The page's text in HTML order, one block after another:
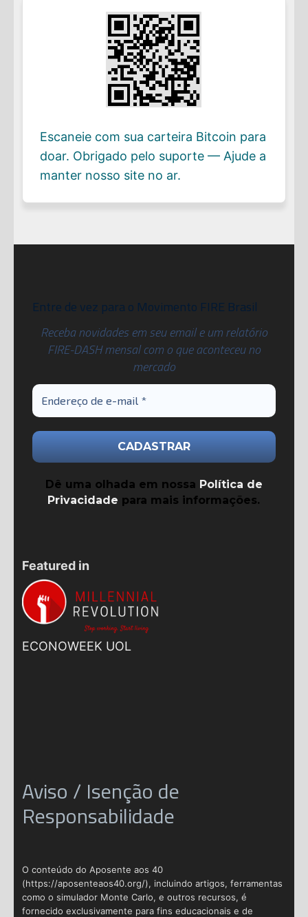
Escaneie com sua carteira Bitcoin para
doar. Obrigado pelo suporte — Ajude a
manter nosso site no ar.
Entre de vez para o Movimento FIRE Brasil
Receba novidades em seu email e um relatório
FIRE-DASH mensal com o que aconteceu no
mercado
Dê uma olhada em nossa Política de
Privacidade para mais informações.
Featured in
ECONOWEEK UOL
Aviso / Isenção de
Responsabilidade
O conteúdo do Aposente aos 40
(https://aposenteaos40.org/), incluindo artigos, ferramentas
como o simulador Monte Carlo, e outros recursos, é
fornecido exclusivamente para fins educacionais e de